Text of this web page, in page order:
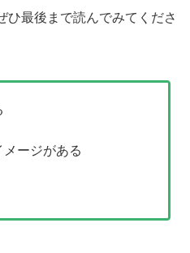
ひ最後まで読んでみてくださ
メージがある